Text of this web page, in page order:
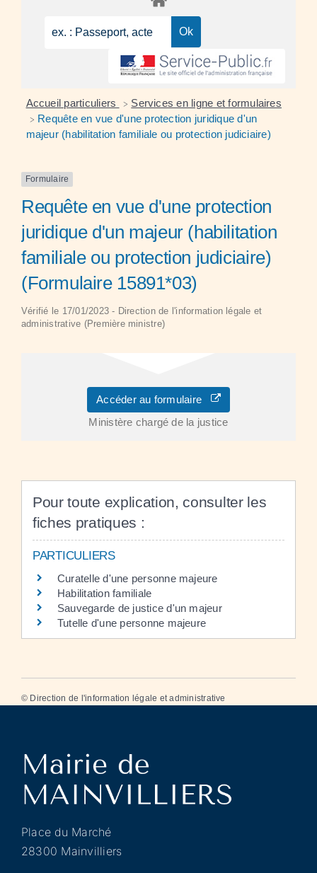
Accueil particuliers > Services en ligne et formulaires
> Requête en vue d'une protection juridique d'un
majeur (habilitation familiale ou protection judiciaire)
Formulaire
Requête en vue d'une protection
juridique d'un majeur (habilitation
familiale ou protection judiciaire)
(Formulaire 15891*03)
Vérifié le 17/01/2023 - Direction de l'information légale et
administrative (Première ministre)
Accéder au formulaire
Ministère chargé de la justice
Pour toute explication, consulter les
fiches pratiques :
PARTICULIERS
Curatelle d'une personne majeure
Habilitation familiale
Sauvegarde de justice d'un majeur
Tutelle d'une personne majeure
© Direction de l'information légale et administrative
Place du Marché
28300 Mainvilliers